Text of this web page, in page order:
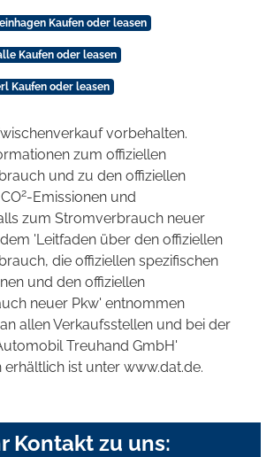
Kaufen oder leasen
Kaufen oder leasen
Kaufen oder leasen
vorbehalten.
zum offiziellen
und zu den offiziellen
2-Emissionen und
zum Stromverbrauch neuer
'Leitfaden über den offiziellen
die offiziellen spezifischen
und den offiziellen
neuer Pkw' entnommen
allen Verkaufsstellen und bei der
Treuhand GmbH'
ist unter www.dat.de.
Kontakt zu uns: